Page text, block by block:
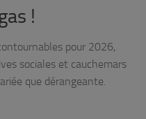
!
pour 2026,
sociales et cauchemars
que dérangeante.